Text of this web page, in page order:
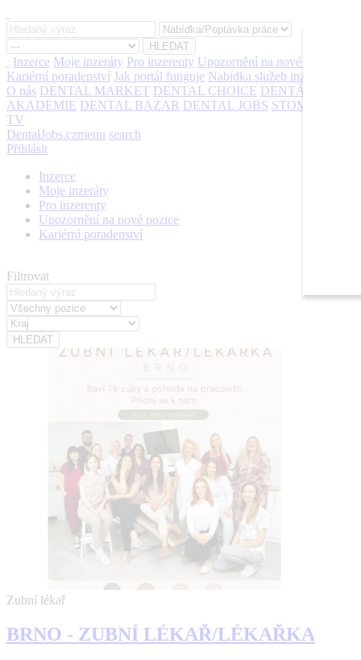
Inzerce Moje inzeráty Pro inzerenty Upozornění na nové pozice
Kariérní poradenství Jak portál funguje Nabídka služeb inzerentům
O nás DENTAL MARKET DENTAL CHOICE DENTÁLNÍ
AKADEMIE DENTAL BAZAR DENTAL JOBS STOMATEAM
TV
DentalJobs.czmenu search
Přihlásit
Inzerce
Moje inzeráty
Pro inzerenty
Upozornění na nové pozice
Kariérní poradenství
Filtrovat
Zubní lékař
BRNO - ZUBNÍ LÉKAŘ/LÉKAŘKA